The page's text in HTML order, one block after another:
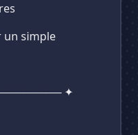
un simple
✦